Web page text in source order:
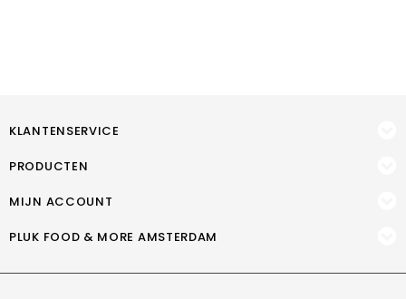
KLANTENSERVICE
PRODUCTEN
MIJN ACCOUNT
PLUK FOOD & MORE AMSTERDAM